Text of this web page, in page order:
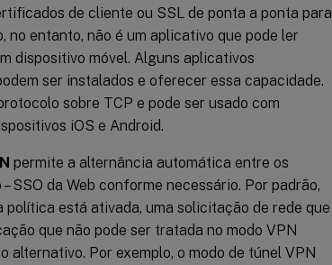
de cliente ou SSL de ponta a ponta para
no entanto, não é um aplicativo que pode ler
dispositivo móvel. Alguns aplicativos
ser instalados e oferecer essa capacidade.
sobre TCP e pode ser usado com
iOS e Android.
permite a alternância automática entre os
SSO da Web conforme necessário. Por padrão,
está ativada, uma solicitação de rede que
que não pode ser tratada no modo VPN
Por exemplo, o modo de túnel VPN